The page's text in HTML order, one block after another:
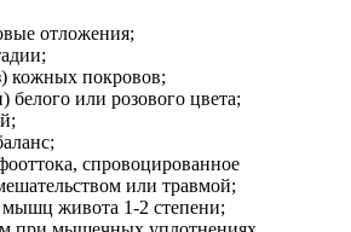
отложения;
кожных покровов;
белого или розового цвета;
спровоцированное
или травмой;
мышц живота 1-2 степени;